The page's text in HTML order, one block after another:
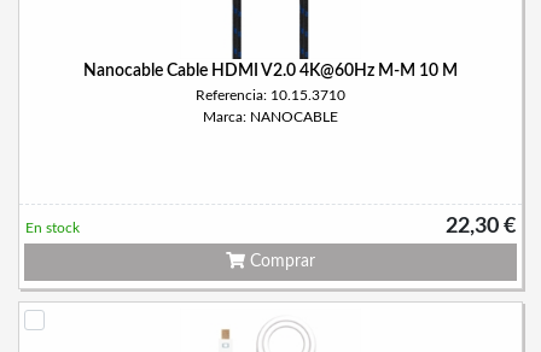
Nanocable Cable HDMI V2.0 4K@60Hz M-M 10 M
Referencia: 10.15.3710
Marca: NANOCABLE
22,30 €
En stock
Comprar